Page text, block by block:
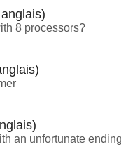
8 processors?
an unfortunate ending